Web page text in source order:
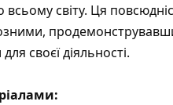
світу. Ця
своєї діяльності.